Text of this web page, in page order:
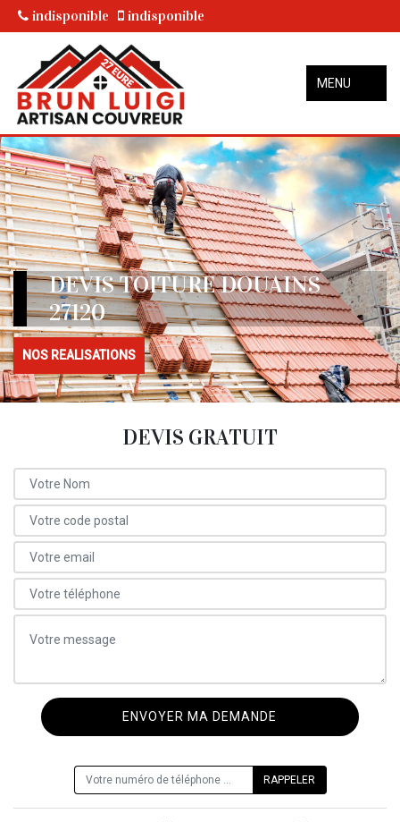
indisponible indisponible
MENU
DEVIS TOITURE DOUAINS
27120
NOS REALISATIONS
DEVIS GRATUIT